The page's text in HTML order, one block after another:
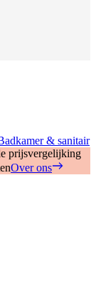
& sanitair
prijsvergelijking
Over ons